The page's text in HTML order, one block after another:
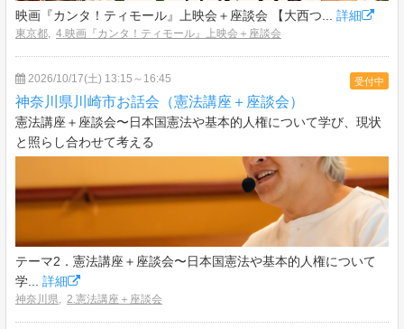
映画『カンタ！ティモール』上映会＋座談会 【大西つ... 詳細
東京都, 4.映画『カンタ！ティモール』上映会＋座談会
受付中
2026/10/17(土) 13:15～16:45
神奈川県川崎市お話会（憲法講座＋座談会）
憲法講座＋座談会〜日本国憲法や基本的人権について学び、現状
と照らし合わせて考える
テーマ2．憲法講座＋座談会〜日本国憲法や基本的人権について
学... 詳細
神奈川県, 2.憲法講座＋座談会